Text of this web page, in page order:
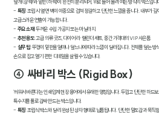
덮개(상짝)와 밑판(하짝)이 완전히 분리되어, 위로 들어 올려 여는 방식의 박스입니
- 특징: 조립 시 옆면 벽이 이중으로 겹쳐 정갈하고 단단한 느낌을 줍니다. 내부가
고급스러운 연출이 가능합니다.
- 주요 소재: 두꺼운 수입 가공지 또는 마닐라지.
- 추천 용도: 고급 의류 굿즈, 다이어리·캘린더 세트, 중간 가격대의 VIP 사은품.
- 실무 팁: 뚜껑이 밑판을 얼마나 덮느냐에 따라 느낌이 달라집니다. 전체를 덮는
손으로 잡고 열기 편한 디테일을 살릴 수 있습니다.
④ 싸바리 박스 (Rigid Box)
'씌워서 바른다'는 인쇄업계 현장 용어에서 유래한 명칭입니다. 두껍고 단단한 하드
특수지를 풀로 감싸 만드는 박스입니다.
- 특징: 조립식 박스와 달리 완성된 상자 형태로 납품됩니다. 단단한 밀도감과 묵직